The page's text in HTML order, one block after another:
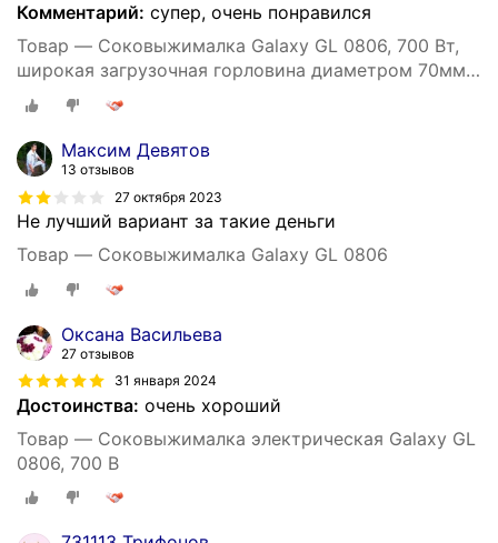
Комментарий: супер, очень понравился
Товар — Соковыжималка Galaxy GL 0806, 700 Вт,
широкая загрузочная горловина диаметром 70мм,
2 скор
Максим Девятов
13 отзывов
27 октября 2023
Не лучший вариант за такие деньги
Товар — Соковыжималка Galaxy GL 0806
Оксана Васильева
27 отзывов
31 января 2024
Достоинства: очень хороший
Товар — Соковыжималка электрическая Galaxy GL
0806, 700 В